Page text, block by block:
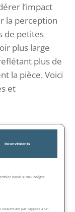
l’impact
la perception
de petites
plus large
plus de
la pièce. Voici
et
Inconvénients
banal si mal intégré
couverture par rapport à un